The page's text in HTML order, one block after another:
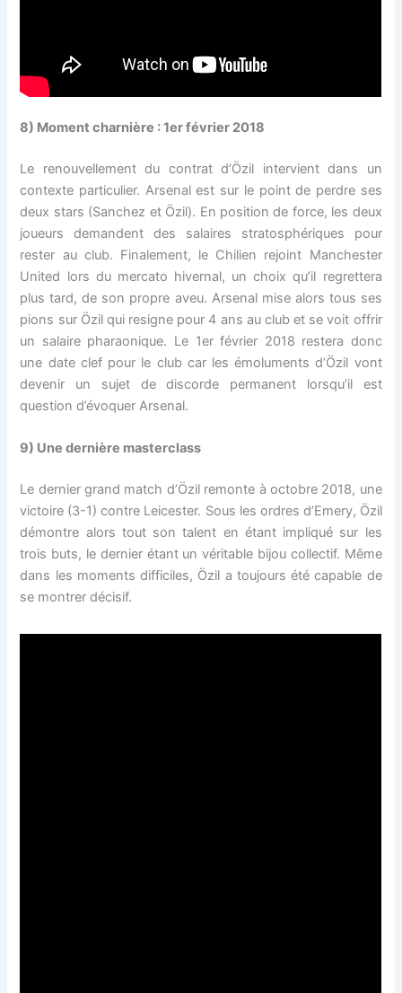
8) Moment charnière : 1er février 2018
Le renouvellement du contrat d’Özil intervient dans un
contexte particulier. Arsenal est sur le point de perdre ses
deux stars (Sanchez et Özil). En position de force, les deux
joueurs demandent des salaires stratosphériques pour
rester au club. Finalement, le Chilien rejoint Manchester
United lors du mercato hivernal, un choix qu’il regrettera
plus tard, de son propre aveu. Arsenal mise alors tous ses
pions sur Özil qui resigne pour 4 ans au club et se voit offrir
un salaire pharaonique. Le 1er février 2018 restera donc
une date clef pour le club car les émoluments d’Özil vont
devenir un sujet de discorde permanent lorsqu’il est
question d’évoquer Arsenal.
9) Une dernière masterclass
Le dernier grand match d’Özil remonte à octobre 2018, une
victoire (3-1) contre Leicester. Sous les ordres d’Emery, Özil
démontre alors tout son talent en étant impliqué sur les
trois buts, le dernier étant un véritable bijou collectif. Même
dans les moments difficiles, Özil a toujours été capable de
se montrer décisif.